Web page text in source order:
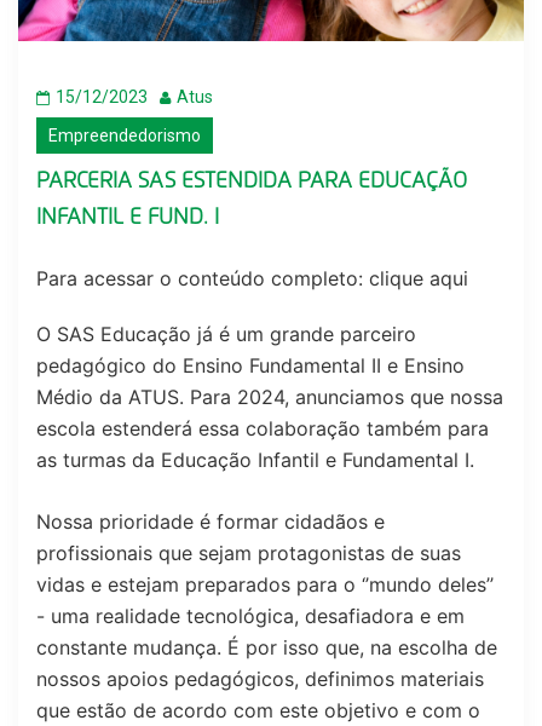
15/12/2023
Atus
Empreendedorismo
PARCERIA SAS ESTENDIDA PARA EDUCAÇÃO
INFANTIL E FUND. I
Para acessar o conteúdo completo: clique aqui
O SAS Educação já é um grande parceiro
pedagógico do Ensino Fundamental II e Ensino
Médio da ATUS. Para 2024, anunciamos que nossa
escola estenderá essa colaboração também para
as turmas da Educação Infantil e Fundamental I.
Nossa prioridade é formar cidadãos e
profissionais que sejam protagonistas de suas
vidas e estejam preparados para o ‘’mundo deles’’
- uma realidade tecnológica, desafiadora e em
constante mudança. É por isso que, na escolha de
nossos apoios pedagógicos, definimos materiais
que estão de acordo com este objetivo e com o